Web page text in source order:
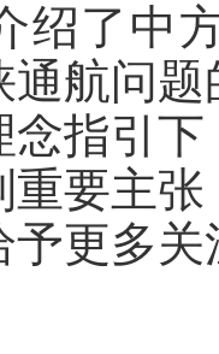
绍了中
通航问
念指引
重要主
予更多